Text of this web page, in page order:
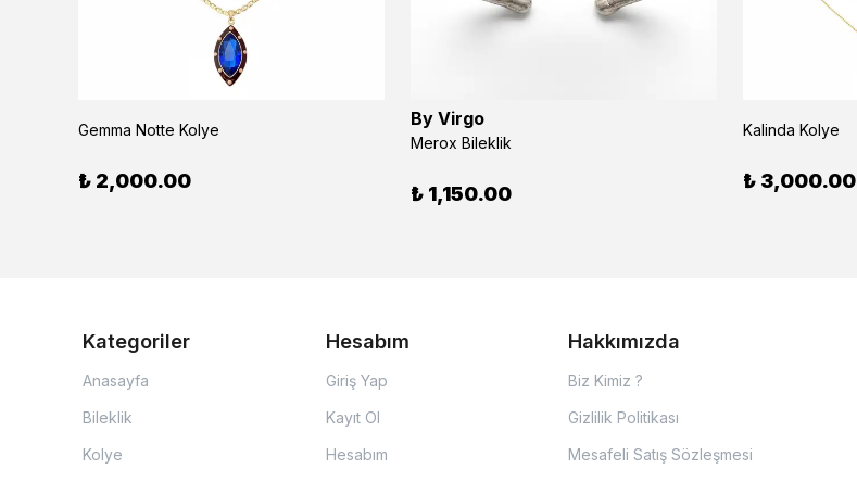
Gemma Notte Kolye
₺ 2,000.00
By Virgo
Merox Bileklik
₺ 1,150.00
Kalinda Kolye
₺ 3,000.00
Kategoriler
Anasayfa
Bileklik
Kolye
Hesabım
Giriş Yap
Kayıt Ol
Hesabım
Hakkımızda
Biz Kimiz ?
Gizlilik Politikası
Mesafeli Satış Sözleşmesi